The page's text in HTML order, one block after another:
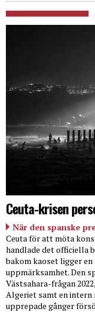
Ceuta-krisen
När den spanske
Ceuta för att möta
handlade det officiella
bakom kaoset ligger
uppmärksamhet. Den
Västsahara-frågan
Algeriet samt en intern
upprepade gånger